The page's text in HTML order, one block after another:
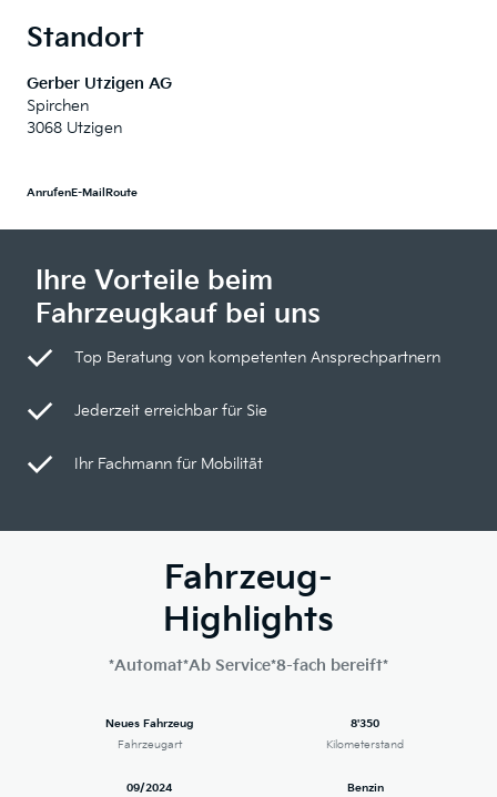
Standort
Gerber Utzigen AG
Spirchen
3068 Utzigen
AnrufenE-Mail Route
Ihre Vorteile beim
Fahrzeugkauf bei uns
Top Beratung von kompetenten Ansprechpartnern
Jederzeit erreichbar für Sie
Ihr Fachmann für Mobilität
Fahrzeug-
Highlights
*Automat*Ab Service*8-fach bereift*
Neues Fahrzeug
Fahrzeugart
8'350
Kilometerstand
09/2024
Benzin